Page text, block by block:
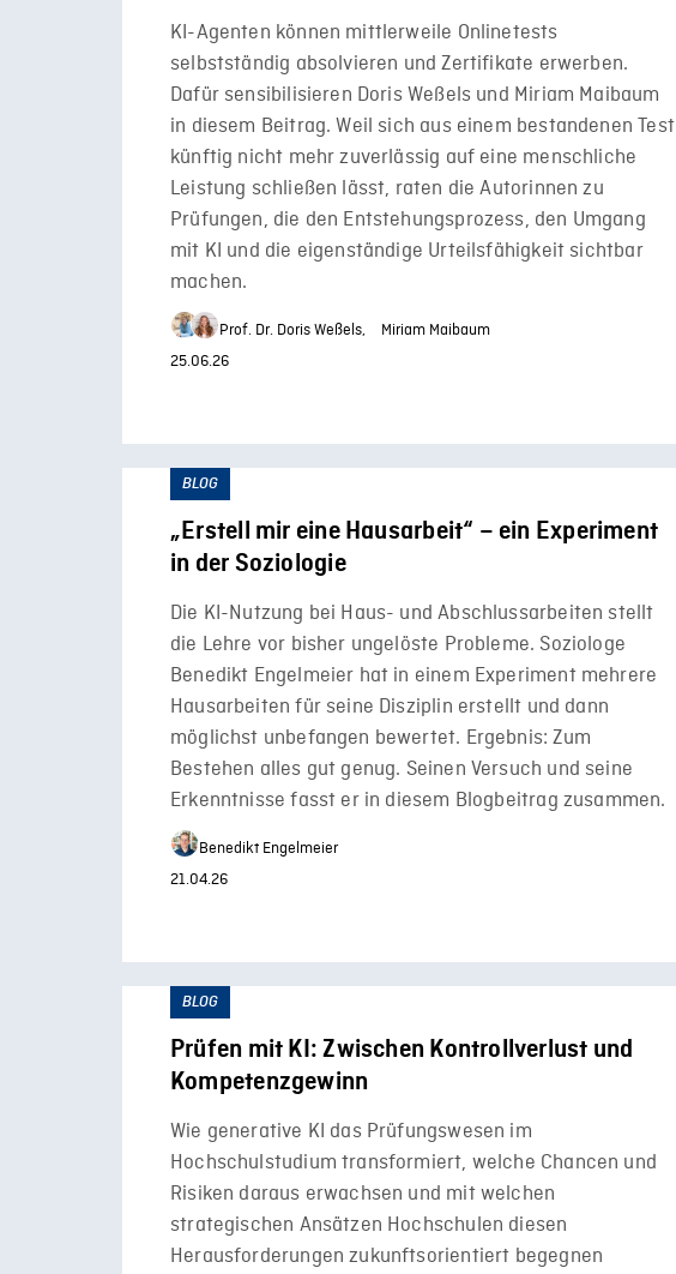
KI-Agenten können mittlerweile Onlinetests
selbstständig absolvieren und Zertifikate erwerben.
Dafür sensibilisieren Doris Weßels und Miriam Maibaum
in diesem Beitrag. Weil sich aus einem bestandenen Test
künftig nicht mehr zuverlässig auf eine menschliche
Leistung schließen lässt, raten die Autorinnen zu
Prüfungen, die den Entstehungsprozess, den Umgang
mit KI und die eigenständige Urteilsfähigkeit sichtbar
machen.
Prof. Dr. Doris Weßels,
Miriam Maibaum
25.06.26
BLOG
„Erstell mir eine Hausarbeit“ – ein Experiment
in der Soziologie
Die KI-Nutzung bei Haus- und Abschlussarbeiten stellt
die Lehre vor bisher ungelöste Probleme. Soziologe
Benedikt Engelmeier hat in einem Experiment mehrere
Hausarbeiten für seine Disziplin erstellt und dann
möglichst unbefangen bewertet. Ergebnis: Zum
Bestehen alles gut genug. Seinen Versuch und seine
Erkenntnisse fasst er in diesem Blogbeitrag zusammen.
Benedikt Engelmeier
21.04.26
BLOG
Prüfen mit KI: Zwischen Kontrollverlust und
Kompetenzgewinn
Wie generative KI das Prüfungswesen im
Hochschulstudium transformiert, welche Chancen und
Risiken daraus erwachsen und mit welchen
strategischen Ansätzen Hochschulen diesen
Herausforderungen zukunftsorientiert begegnen